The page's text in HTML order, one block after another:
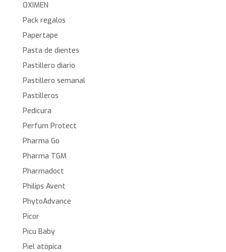
OXIMEN
Pack regalos
Papertape
Pasta de dientes
Pastillero diario
Pastillero semanal
Pastilleros
Pedicura
Perfum Protect
Pharma Go
Pharma TGM
Pharmadoct
Philips Avent
PhytoAdvance
Picor
Picu Baby
Piel atópica